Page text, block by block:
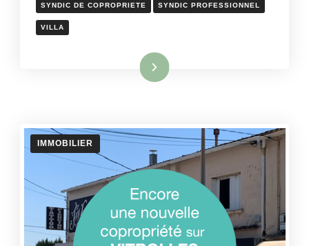
SYNDIC DE COPROPRIETE SYNDIC PROFESSIONNEL
VILLA
Lire la suite
IMMOBILIER